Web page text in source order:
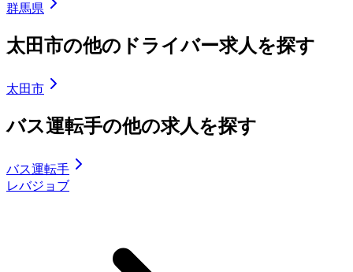
群馬県
太田市の他のドライバー求人を探す
太田市
バス運転手の他の求人を探す
バス運転手
レバジョブ